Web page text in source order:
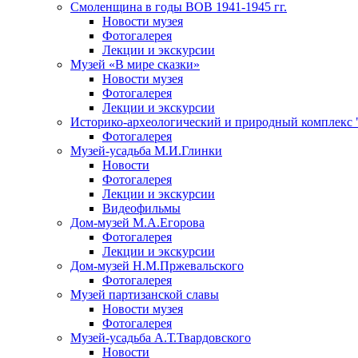
Смоленщина в годы ВОВ 1941-1945 гг.
Новости музея
Фотогалерея
Лекции и экскурсии
Музей «В мире сказки»
Новости музея
Фотогалерея
Лекции и экскурсии
Историко-археологический и природный комплекс
Фотогалерея
Музей-усадьба М.И.Глинки
Новости
Фотогалерея
Лекции и экскурсии
Видеофильмы
Дом-музей М.А.Егорова
Фотогалерея
Лекции и экскурсии
Дом-музей Н.М.Пржевальского
Фотогалерея
Музей партизанской славы
Новости музея
Фотогалерея
Музей-усадьба А.Т.Твардовского
Новости